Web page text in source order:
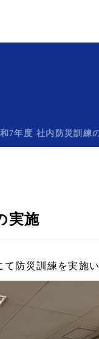
7年度 社内防災訓練
実施
防災訓練を実施い